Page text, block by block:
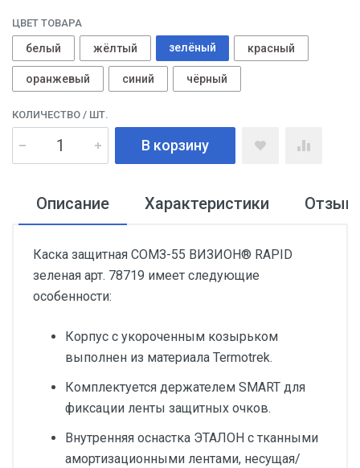
ЦВЕТ ТОВАРА
белый жёлтый зелёный красный
оранжевый синий чёрный
КОЛИЧЕСТВО / ШТ.
В корзину
Описание Характеристики
Каска защитная СОМЗ-55 ВИЗИОН® RAPID
зеленая арт. 78719 имеет следующие
особенности:
Корпус с укороченным козырьком
выполнен из материала Termotrek.
Комплектуется держателем SMART для
фиксации ленты защитных очков.
Внутренняя оснастка ЭТАЛОН с тканными
амортизационными лентами, несущая/